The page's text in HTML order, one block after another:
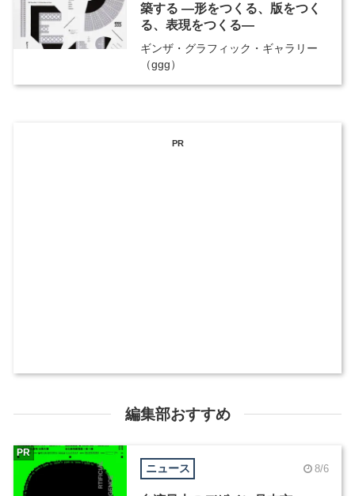
築する ―形をつくる、版をつく
る、表現をつくる―
ギンザ・グラフィック・ギャラリー
（ggg）
PR
編集部おすすめ
ニュース 8/6
PR